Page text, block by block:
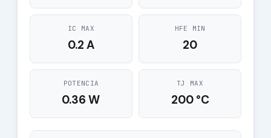
IC MAX
0.2 A
HFE MIN
20
POTENCIA
0.36 W
TJ MAX
200 °C